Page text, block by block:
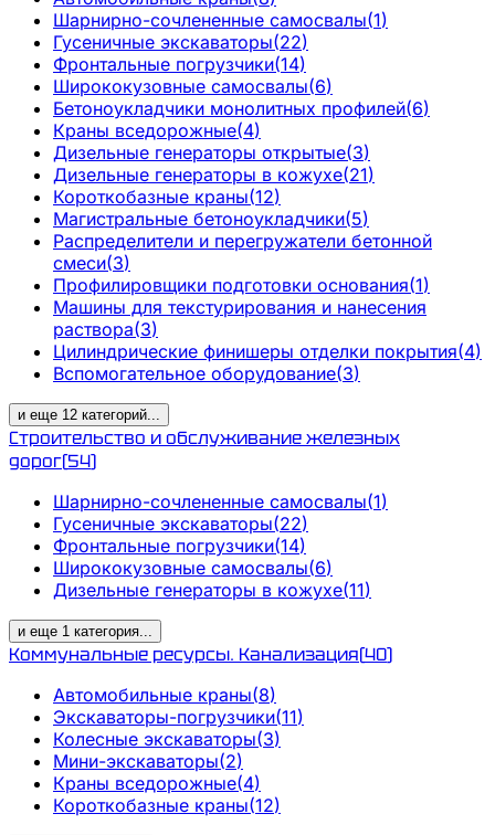
Шарнирно-сочлененные самосвалы(1)
Гусеничные экскаваторы(22)
Фронтальные погрузчики(14)
Ширококузовные самосвалы(6)
Бетоноукладчики монолитных профилей(6)
Краны вседорожные(4)
Дизельные генераторы открытые(3)
Дизельные генераторы в кожухе(21)
Короткобазные краны(12)
Магистральные бетоноукладчики(5)
Распределители и перегружатели бетонной
смеси(3)
Профилировщики подготовки основания(1)
Машины для текстурирования и нанесения
раствора(3)
Цилиндрические финишеры отделки покрытия(4)
Вспомогательное оборудование(3)
и еще 12 категорий...
Строительство и обслуживание железных
дорог(54)
Шарнирно-сочлененные самосвалы(1)
Гусеничные экскаваторы(22)
Фронтальные погрузчики(14)
Ширококузовные самосвалы(6)
Дизельные генераторы в кожухе(11)
и еще 1 категория...
Коммунальные ресурсы. Канализация(40)
Автомобильные краны(8)
Экскаваторы-погрузчики(11)
Колесные экскаваторы(3)
Мини-экскаваторы(2)
Краны вседорожные(4)
Короткобазные краны(12)